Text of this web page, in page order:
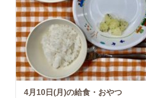
4月10日(月)の給食・おやつ